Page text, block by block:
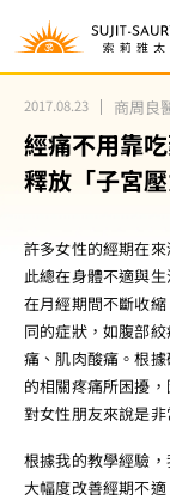
2017.08.23 商周良
經痛不用靠
釋放「子宮
許多女性的經期在
此總在身體不適與
在月經期間不斷收
同的症狀，如腹部
痛、肌肉酸痛。根
的相關疼痛所困擾
對女性朋友來說是非
根據我的教學經驗
大幅度改善經期不